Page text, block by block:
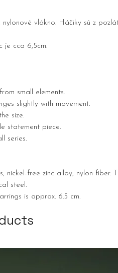
vlákno. Háčiky sú z
je cca 6,5cm.
small elements.
slightly with movement.
size.
statement piece.
series.
nickel-free zinc alloy, nylon fiber.
steel.
is approx. 6.5 cm.